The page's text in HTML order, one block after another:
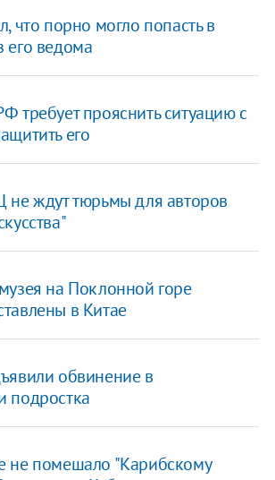
что порно могло попасть в
его ведома
требует прояснить ситуацию с
его
не ждут тюрьмы для авторов
на Поклонной горе
в Китае
обвинение в
подростка
не помешало "Карибскому